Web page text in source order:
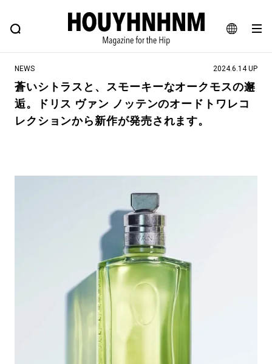
JA
EN
FEATURE BLOG SNAP
ヒップなファッション、カルチャー、ライフスタイルWEBマガジン
#注目のタグ
#NEW VINTAGE #マイナーグッド図鑑
#MONTHLY JOURNAL
#フイナムのYouTube
#FOCUS IT #AH.H
#FASHION #MUSIC
#SNEAKER #OUTDOOR
#SPORTS #HANDSOME HANDBOOK
NEWS 2024.6.14 UP
蒼いシトラスと、スモーキーなオークモスの邂
逅。ドリス ヴァン ノッテンのオードトワレコ
レクションから新作が発売されます。